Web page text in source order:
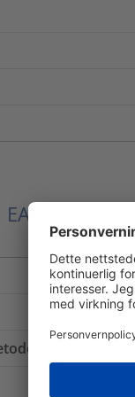
EAN / El.nr. /